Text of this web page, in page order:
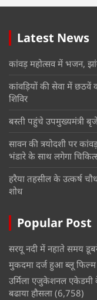
Latest News
कांवड़ महोत्सव में भजन,
कांवड़ियों की सेवा में छठवें
शिविर
बस्ती पहुंचे उपमुख्यमंत्री
सावन की त्रयोदशी पर
भंडारे के साथ लगेगा
हरैया तहसील के उत्कर्ष
शोध
Popular Post
सरयू नदी में नहाते समय
मुकदमा दर्ज हुआ ब्लू
उर्मिला एजुकेशनल एकेडमी
बढाया हौसला (6,758)